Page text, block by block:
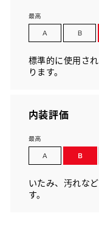
標準的に使用さ
ります。
内装評価
いたみ、汚れな
す。